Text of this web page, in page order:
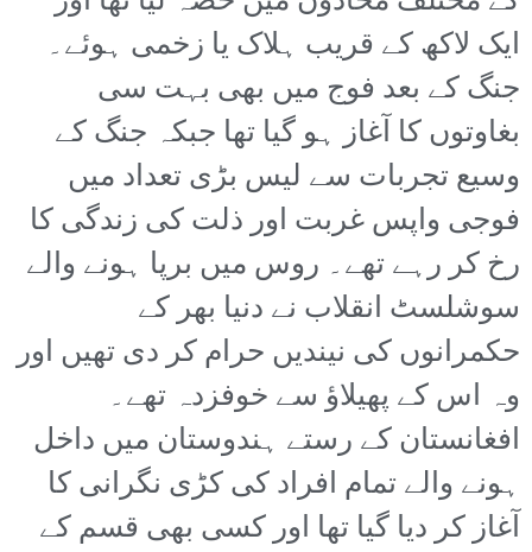
ایک لاکھ کے قریب ہلاک یا زخمی ہوئے۔
جنگ کے بعد فوج میں بھی بہت سی
بغاوتوں کا آغاز ہو گیا تھا جبکہ جنگ کے
وسیع تجربات سے لیس بڑی تعداد میں
فوجی واپس غربت اور ذلت کی زندگی کا
رخ کر رہے تھے۔ روس میں برپا ہونے والے
سوشلسٹ انقلاب نے دنیا بھر کے
حکمرانوں کی نیندیں حرام کر دی تھیں اور
وہ اس کے پھیلاؤ سے خوفزدہ تھے۔
افغانستان کے رستے ہندوستان میں داخل
ہونے والے تمام افراد کی کڑی نگرانی کا
آغاز کر دیا گیا تھا اور کسی بھی قسم کے